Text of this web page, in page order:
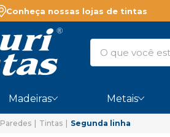
Conheça nossas lojas de tintas
Madeiras Metais
Paredes Tintas Segunda linha